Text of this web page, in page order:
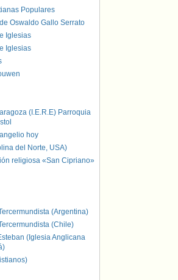
Populares
Oswaldo Gallo Serrato
Iglesias
Iglesias
(I.E.R.E) Parroquia
hoy
del Norte, USA)
religiosa «San Cipriano»
(Argentina)
(Chile)
(Iglesia Anglicana